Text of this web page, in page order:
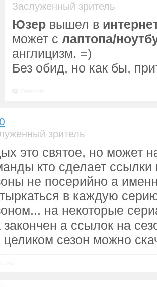
Заслуженный зритель
Юзер вышел в
может с лаптопа/
англицизм. =)
Без обид, но как бы,
зритель
это святое, но может
кто сделает
не посерийно а
в каждую
на некоторые
закончен а ссылок на
целиком сезон можно